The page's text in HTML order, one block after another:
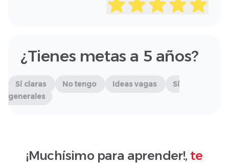
¿Tienes metas a 5 años?
Sí claras No tengo Ideas vagas
Sí
generales
¡Muchísimo para aprender!, te